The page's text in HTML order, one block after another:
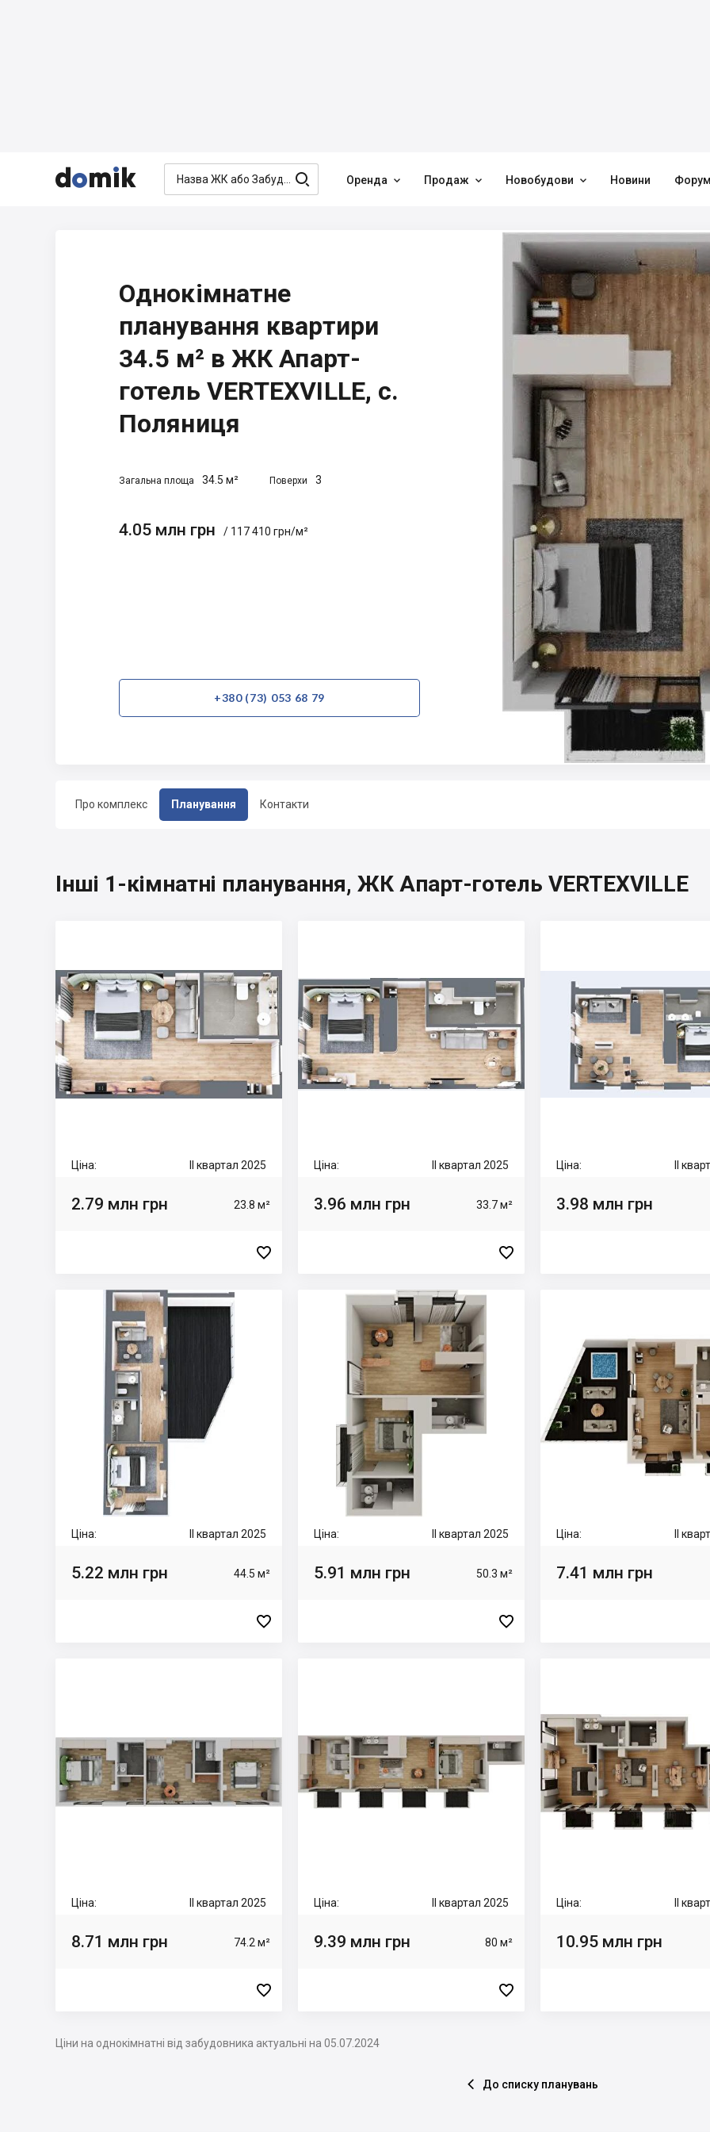


  Оренда  Продаж  Новобудови  Новини
Про комплекс Планування Контакти
Однокімнатне
планування квартири
34.5 м² в ЖК Апарт-
готель VERTEXVILLE, с.
Поляниця
Загальна площа 34.5 м² Поверхи 3
4.05 млн грн / 117 410 грн/м²
+380 (73) 053 68 79
Інші 1-кімнатні планування, ЖК Апарт-готель VERTEXVILLE
Ціна: II квартал 2025
2.79 млн грн 23.8 м²

Ціна: II квартал 2025
3.96 млн грн 33.7 м²

Ціна: II
3.98 млн грн
Ціна: II квартал 2025
5.22 млн грн 44.5 м²

Ціна: II квартал 2025
5.91 млн грн 50.3 м²

Ціна: II
7.41 млн грн
Ціна: II квартал 2025
8.71 млн грн 74.2 м²

Ціна: II квартал 2025
9.39 млн грн 80 м²

Ціна: II
10.95 млн грн
Ціни на однокімнатні від забудовника актуальні на 05.07.2024
 До списку планувань